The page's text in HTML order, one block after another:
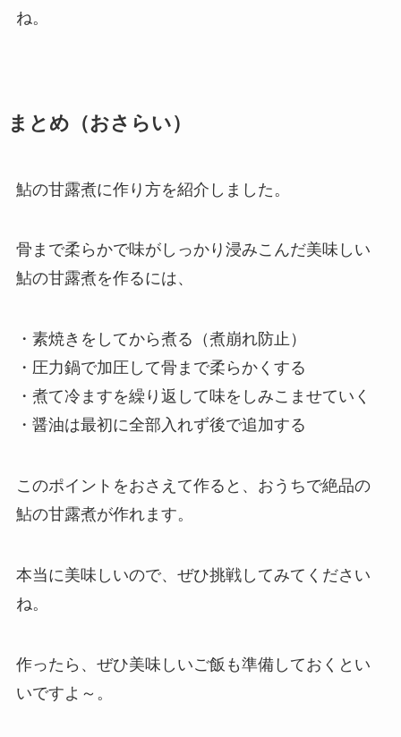
ね。
まとめ（おさらい）
鮎の甘露煮に作り方を紹介しました。
骨まで柔らかで味がしっかり浸みこんだ美味しい
鮎の甘露煮を作るには、
・素焼きをしてから煮る（煮崩れ防止）
・圧力鍋で加圧して骨まで柔らかくする
・煮て冷ますを繰り返して味をしみこませていく
・醤油は最初に全部入れず後で追加する
このポイントをおさえて作ると、おうちで絶品の
鮎の甘露煮が作れます。
本当に美味しいので、ぜひ挑戦してみてください
ね。
作ったら、ぜひ美味しいご飯も準備しておくとい
いですよ～。